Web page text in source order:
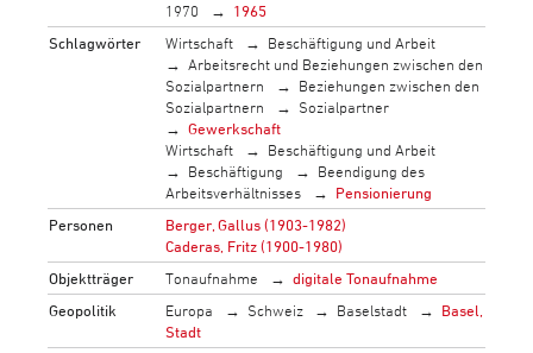
1970
1965
Schlagwörter
Wirtschaft
Beschäftigung und Arbeit
Arbeitsrecht und Beziehungen zwischen den
Sozialpartnern
Beziehungen zwischen den
Sozialpartnern
Sozialpartner
Gewerkschaft
Wirtschaft
Beschäftigung und Arbeit
Beschäftigung
Beendigung des
Arbeitsverhältnisses
Pensionierung
Personen
Berger, Gallus (1903-1982)
Caderas, Fritz (1900-1980)
Objektträger
Tonaufnahme
digitale Tonaufnahme
Geopolitik
Europa Schweiz Baselstadt
Basel,
Stadt